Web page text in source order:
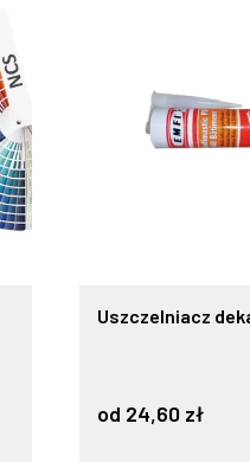
Uszczelniacz
od 24,60 zł